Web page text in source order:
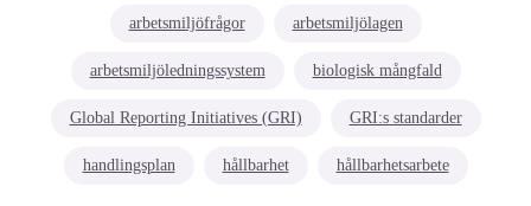
arbetsmiljöfrågor arbetsmiljölagen
arbetsmiljöledningssystem biologisk mångfald
Global Reporting Initiatives (GRI) GRI:s standarder
handlingsplan hållbarhet hållbarhetsarbete